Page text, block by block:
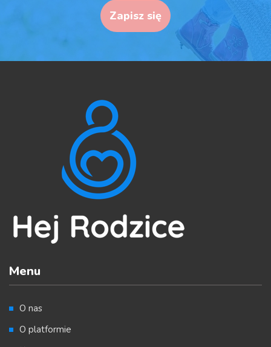
Zapisz się
Menu
O nas
O platformie